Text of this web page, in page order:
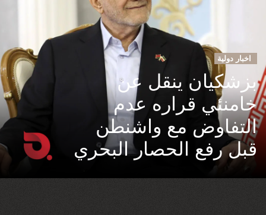
اخبار دولية
بزشكيان ينقل عن
خامنئي قراره عدم
التفاوض مع واشنطن
قبل رفع الحصار البحري